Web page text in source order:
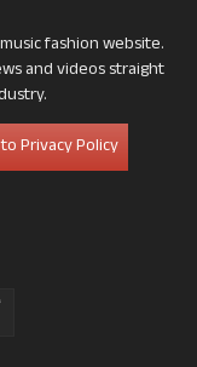
fashion website.
and videos straight
Privacy Policy